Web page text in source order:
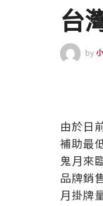
台
by
由於日
補助最
鬼月來
品牌銷
月掛牌